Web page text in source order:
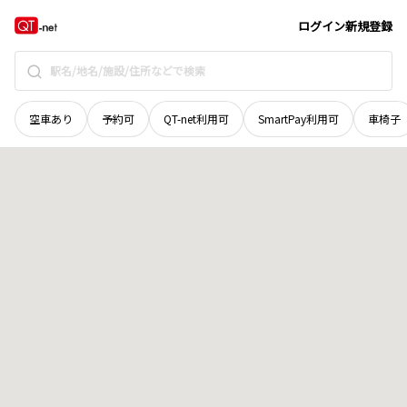
ログイン新規登録
空車あり 予約可 QT-net利用可 SmartPay利用可 車椅子
奈良県